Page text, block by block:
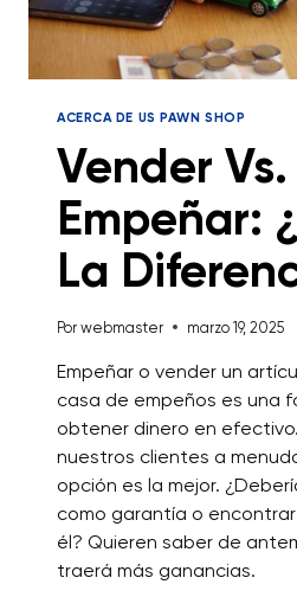
ACERCA DE US PAWN SHOP
Vender Vs.
Empeñar:
La
Por webmaster marzo 19, 2025
Empeñar o vender un
casa de empeños es una
obtener dinero en
nuestros clientes a
opción es la mejor.
como garantía o
él? Quieren saber de
traerá más ganancias.